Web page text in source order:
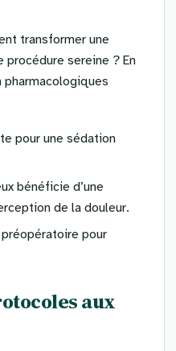
transformer une
procédure sereine ? En
pharmacologiques
pour une sédation
bénéficie d’une
de la douleur.
préopératoire pour
aux